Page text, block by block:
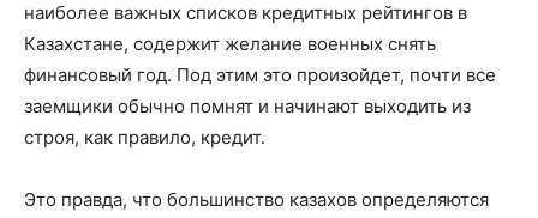
наиболее важных списков кредитных рейтингов в
Казахстане, содержит желание военных снять
финансовый год. Под этим это произойдет, почти все
заемщики обычно помнят и начинают выходить из
строя, как правило, кредит.
Это правда, что большинство казахов определяются